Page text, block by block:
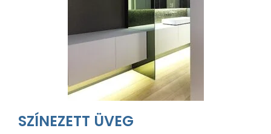
SZÍNEZETT ÜVEG